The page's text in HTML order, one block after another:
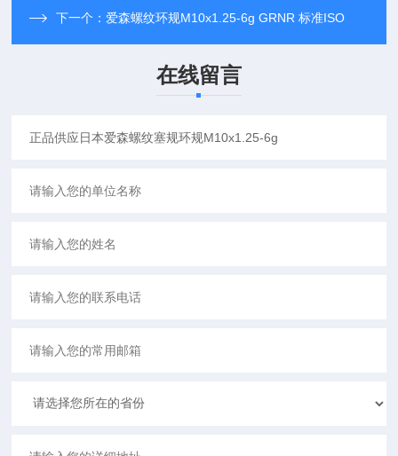
下一个： 爱森螺纹环规M10x1.25-6g GRNR 标准ISO
在线留言